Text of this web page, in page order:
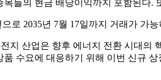
들의 현금 배당이익까지 포함된다
로 2035년 7월 17일까지 거래가 가
지 산업은 향후 에너지 전환 시대의
수요에 대응하기 위해 이번 신규